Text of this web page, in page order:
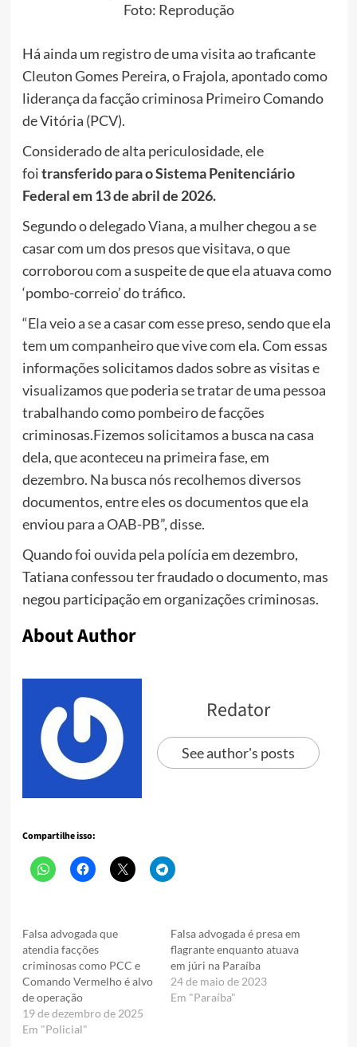
Foto: Reprodução
Há ainda um registro de uma visita ao traficante
Cleuton Gomes Pereira, o Frajola, apontado como
liderança da facção criminosa Primeiro Comando
de Vitória (PCV).
Considerado de alta periculosidade, ele
foitransferido para o Sistema Penitenciário
Federal em 13 de abril de 2026.
Segundo o delegado Viana, a mulher chegou a se
casar com um dos presos que visitava, o que
corroborou com a suspeite de que ela atuava como
‘pombo-correio’ do tráfico.
“Ela veio a se a casar com esse preso, sendo que ela
tem um companheiro que vive com ela. Com essas
informações solicitamos dados sobre as visitas e
visualizamos que poderia se tratar de uma pessoa
trabalhando como pombeiro de facções
criminosas.Fizemos solicitamos a busca na casa
dela, que aconteceu na primeira fase, em
dezembro. Na busca nós recolhemos diversos
documentos, entre eles os documentos que ela
enviou para a OAB-PB”, disse.
Quando foi ouvida pela polícia em dezembro,
Tatiana confessou ter fraudado o documento, mas
negou participação em organizações criminosas.
About Author
Redator
See author's posts
Compartilhe isso:
Falsa advogada que
atendia facções
criminosas como PCC e
Comando Vermelho é alvo
de operação
19 de dezembro de 2025
Em "Policial"
Falsa advogada é presa em
flagrante enquanto atuava
em júri na Paraíba
24 de maio de 2023
Em "Paraíba"